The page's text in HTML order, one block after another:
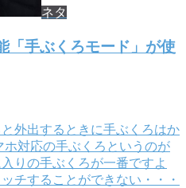
ネタ
「手ぶくろモード」が使
外出するときに手ぶくろはか
対応の手ぶくろというのが
りの手ぶくろが一番ですよ
チすることができない・・・